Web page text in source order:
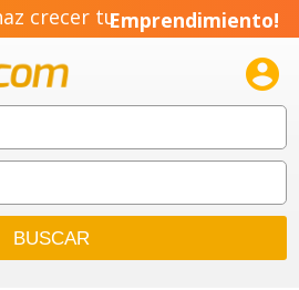
crecer tuEmprendimiento!
